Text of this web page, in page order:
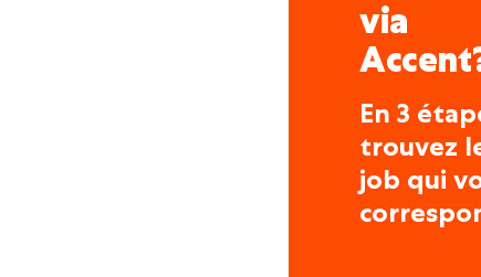
via
En 3
trouvez
job qui